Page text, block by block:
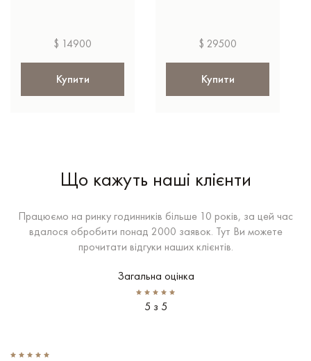
$ 14900
Купити
$ 29500
Купити
Що кажуть наші клієнти
Працюємо на ринку годинників більше 10 років, за цей час
вдалося обробити понад 2000 заявок. Тут Ви можете
прочитати відгуки наших клієнтів.
Загальна оцінка
5 з 5